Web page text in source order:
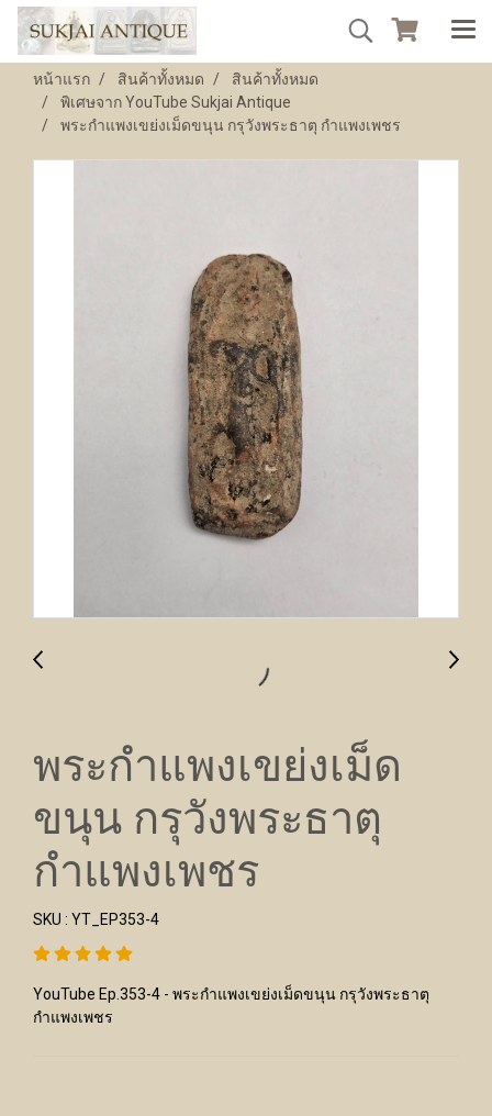
หน้าแรก สินค้าทั้งหมด
สินค้าทั้งหมด
พิเศษจาก YouTube Sukjai Antique
พระกำแพงเขย่งเม็ดขนุน กรุวังพระธาตุ กำแพงเพชร
พระกำแพงเขย่งเม็ด
ขนุน กรุวังพระธาตุ
กำแพงเพชร
SKU : YT_EP353-4
YouTube Ep.353-4 - พระกำแพงเขย่งเม็ดขนุน กรุวังพระธาตุ
กำแพงเพชร